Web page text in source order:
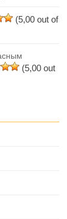
(5,00 out of
(5,00 out